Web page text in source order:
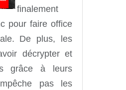
finalement
pour faire office
De plus, les
décrypter et
grâce à leurs
pas les